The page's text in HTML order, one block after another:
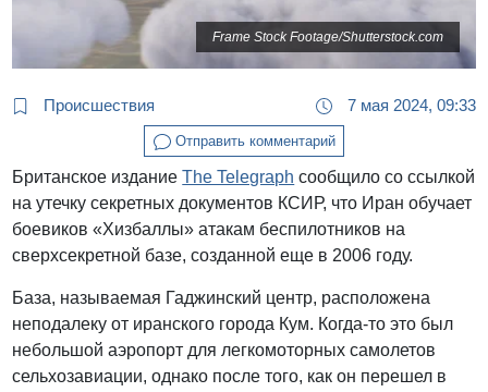
Frame Stock Footage/Shutterstock.com
Происшествия 7 мая 2024, 09:33
Отправить комментарий
Британское изданиеThe Telegraph сообщило со ссылкой
на утечку секретных документов КСИР, что Иран обучает
боевиков «Хизбаллы» атакам беспилотников на
сверхсекретной базе, созданной еще в 2006 году.
База, называемая Гаджинский центр, расположена
неподалеку от иранского города Кум. Когда-то это был
небольшой аэропорт для легкомоторных самолетов
сельхозавиации, однако после того, как он перешел в